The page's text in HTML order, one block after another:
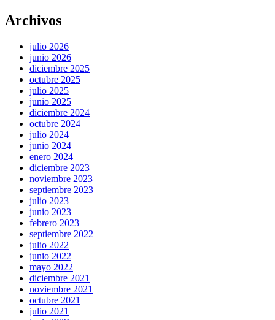
Archivos
julio 2026
junio 2026
diciembre 2025
octubre 2025
julio 2025
junio 2025
diciembre 2024
octubre 2024
julio 2024
junio 2024
enero 2024
diciembre 2023
noviembre 2023
septiembre 2023
julio 2023
junio 2023
febrero 2023
septiembre 2022
julio 2022
junio 2022
mayo 2022
diciembre 2021
noviembre 2021
octubre 2021
julio 2021